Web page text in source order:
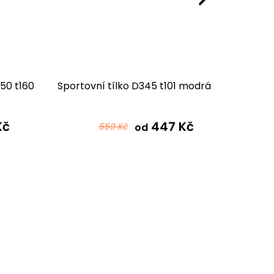
t160
Sportovní tílko D345 t101 modrá
559 Kč od447 Kč